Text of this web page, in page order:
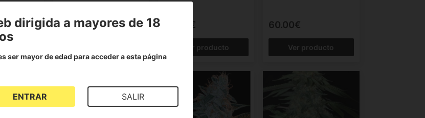
60.00€ 40.00€
Ver producto
60.00€
Ver producto
dirigida a mayores de 18
ser mayor de edad para acceder a esta página
ENTRAR SALIR